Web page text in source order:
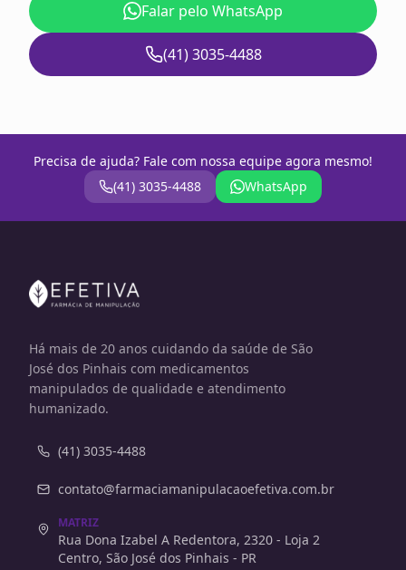
Falar pelo WhatsApp
(41) 3035-4488
Precisa de ajuda? Fale com nossa equipe agora mesmo!
(41) 3035-4488
WhatsApp
Há mais de 20 anos cuidando da saúde de São
José dos Pinhais com medicamentos
manipulados de qualidade e atendimento
humanizado.
(41) 3035-4488
contato@farmaciamanipulacaoefetiva.com.br
MATRIZ
Rua Dona Izabel A Redentora, 2320 - Loja 2
Centro, São José dos Pinhais - PR